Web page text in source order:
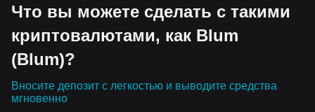
Что вы можете сделать с такими
криптовалютами, как Blum
(Blum)?
Вносите депозит с легкостью и выводите средства
мгновенно